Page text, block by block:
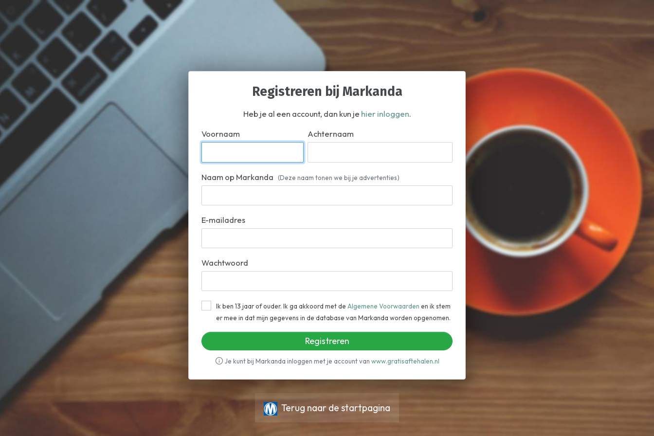
Registreren bij Markanda
Heb je al een account, dan kun je hier inloggen.
Voornaam Achternaam
Naam op Markanda (Deze naam tonen we bij je advertenties)
E-mailadres
Wachtwoord
Ik ben 13 jaar of ouder. Ik ga akkoord met deAlgemene Voorwaarden en ik stem
er mee in dat mijn gegevens in de database van Markanda worden opgenomen.
Registreren
Je kunt bij Markanda inloggen met je account van www.gratisaftehalen.nl
Terug naar de startpagina